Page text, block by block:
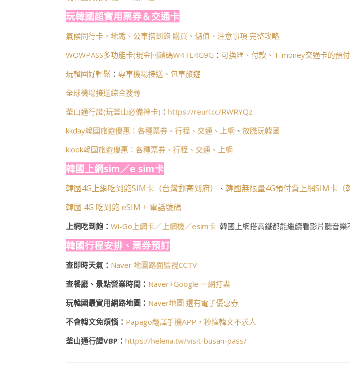
玩韓國超實用票券＆交通卡
氣候同行卡，地鐵、公車搭到飽 購買、儲值、注意事項 完整攻略
WOWPASS多功能卡(現金回饋碼W4TE4G9G ： 可換匯、付款、T-money交通卡的預
玩韓國好輕鬆 ： 專車機場接送、包車旅遊
全球機場接送綜合搜尋
釜山通行證(玩釜山必備神卡) ： https://reurl.cc/RWRYQz
kkday韓國旅遊優惠：各種票券、行程、交通、上網 、 放膽玩韓國
klook韓國旅遊優惠：各種票券、行程、交通、上網
韓國上網sim／e sim卡
韓國4G上網吃到飽SIM卡（台灣郵寄到府） 、 韓國無限量4G預付費上網SIM卡（
韓國 4G 吃到飽 eSIM + 電話號碼
上網吃到飽： Wi-Go上網卡／上網機／esim卡 韓國上網搭高鐵都能繼續看影片聽音樂
韓國行程安排、票券預訂
查即時天氣： Naver 地圖路面監視CCTV
查餐廳、景點營業時間： Naver+Google 一網打盡
玩韓國最實用網路地圖： Naver地圖 還有電子優惠券
不會韓文免煩惱： Papago翻譯手機APP，秒懂韓文不求人
釜山通行證VBP： https://helena.tw/visit-busan-pass/